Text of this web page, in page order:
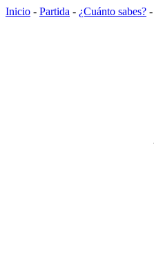
Inicio - Partida - ¿Cuánto sabes? -